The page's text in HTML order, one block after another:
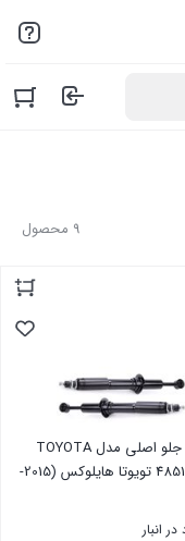
9 محصول
کمک فنر جلو اصلی مدل TOYOTA
48510-09K80 تویوتا هایلوکس (2015-
انبار